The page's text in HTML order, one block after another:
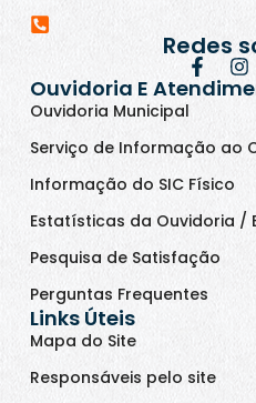
Redes
Ouvidoria E
Ouvidoria Municipal
Serviço de Informação ao
Informação do SIC Físico
Estatísticas da Ouvidoria /
Pesquisa de Satisfação
Perguntas Frequentes
Links Úteis
Mapa do Site
Responsáveis pelo site